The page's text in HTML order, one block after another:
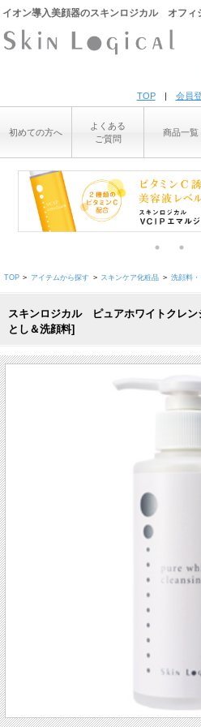
イオン導入美顔器のスキンロジカル オフィ
TOP| 会員
初めての方へ
よくある
ご質問
商品一覧
TOP > アイテムから探す > スキンケア化粧品 > 洗顔料
スキンロジカル ピュアホワイトクレ
とし＆洗顔料]